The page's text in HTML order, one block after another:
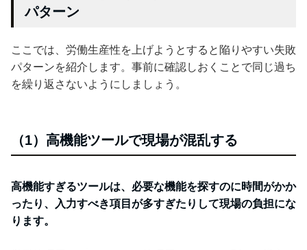
パターン
ここでは、労働生産性を上げようとすると陥りやすい失敗
パターンを紹介します。事前に確認しおくことで同じ過ち
を繰り返さないようにしましょう。
（1）高機能ツールで現場が混乱する
高機能すぎるツールは、必要な機能を探すのに時間がかか
ったり、入力すべき項目が多すぎたりして現場の負担にな
ります。